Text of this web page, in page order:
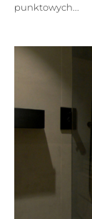
punktowych...